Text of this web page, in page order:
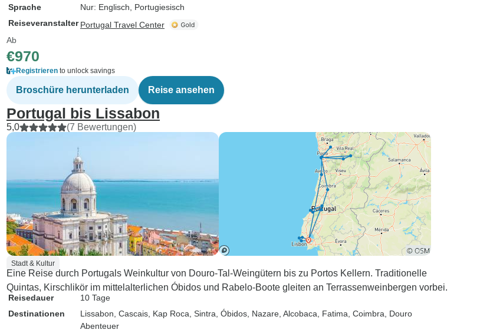
Sprache
Nur: Englisch, Portugiesisch
Reiseveranstalter Portugal Travel Center
Ab
€970
Registrieren to unlock savings
Broschüre herunterladen Reise ansehen
Portugal bis Lissabon
5,0 (7 Bewertungen)
Stadt & Kultur
Eine Reise durch Portugals Weinkultur von Douro-Tal-Weingütern bis zu Portos Kellern. Traditionelle
Quintas, Kirschlikör im mittelalterlichen Óbidos und Rabelo-Boote gleiten an Terrassenweinbergen vorbei.
Reisedauer
10 Tage
Destinationen
Lissabon , Cascais , Kap Roca , Sintra , Óbidos , Nazare , Alcobaca , Fatima , Coimbra , Douro
Abenteuer